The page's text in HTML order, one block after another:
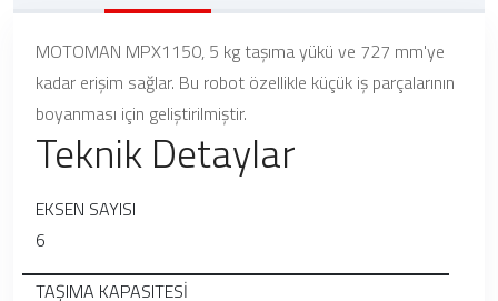
MOTOMAN MPX1150, 5 kg taşıma yükü ve 727 mm'ye
kadar erişim sağlar. Bu robot özellikle küçük iş parçalarının
boyanması için geliştirilmiştir.
Teknik Detaylar
EKSEN SAYISI
6
TAŞIMA KAPASITESİ